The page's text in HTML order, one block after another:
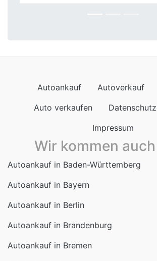
Autoankauf Autoverkauf
Auto verkaufen
Impressum
Wir kommen
Autoankauf in Baden-Württemberg
Autoankauf in Bayern
Autoankauf in Berlin
Autoankauf in Brandenburg
Autoankauf in Bremen